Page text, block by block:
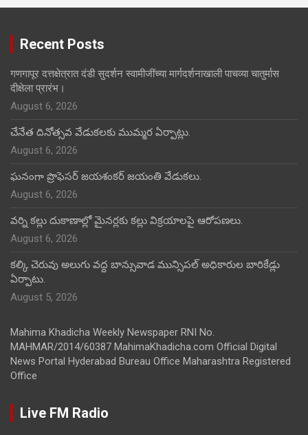
Recent Posts
गणगापूर दत्तक्षेत्रात दंडी सुदर्शन स्वामीजींच्या मार्गदर्शनाखाली पाचव्या चातुर्मास
दीक्षेला प्रारंभ।
August 6, 2026
చేనేత దినోత్సవ వేడుకలకు ముమ్మర ఏర్పాట్లు.
August 6, 2026
ఘనంగా ప్రొఫెసర్ జయశంకర్ జయంతి వేడుకలు.
August 6, 2026
వర్ని కల్లు దుకాణాల్లో మైనర్లకు కల్లు విక్రయాలపై ఆరోపణలు.
August 6, 2026
కల్కి చెరువు అలుగు వద్ద బాన్సువాడ మున్సిపల్ అధికారుల బారికేడ్లు
ఏర్పాటు.
August 5, 2026
Mahima Khadicha Weekly Newspaper RNI No.
MAHMAR/2014/60387 MahimaKhadicha.com Official Digital
News Portal Hyderabad Bureau Office Maharashtra Registered
Office
Live FM Radio